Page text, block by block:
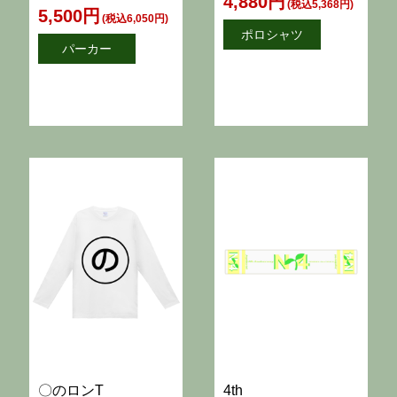
5,500円 (税込6,050円)
パーカー
(税込5,368円)
ポロシャツ
〇のロンT 4th